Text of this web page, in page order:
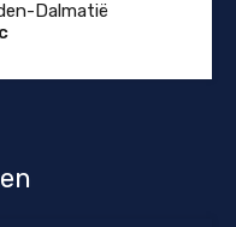
Dalmatië